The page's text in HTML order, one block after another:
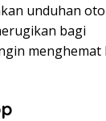
unduhan
bagi
menghemat